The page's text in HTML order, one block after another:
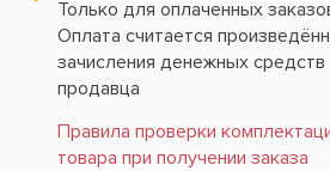
Только для оплаченных
Оплата считается
зачисления денежных средств
продавца
Правила проверки
товара при получении заказа